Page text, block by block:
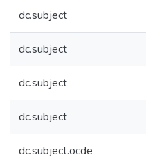
dc.subject
dc.subject
dc.subject
dc.subject
dc.subject.ocde